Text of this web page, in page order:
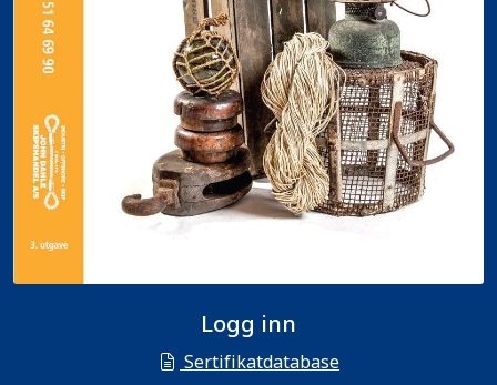
Logg inn
Sertifikatdatabase